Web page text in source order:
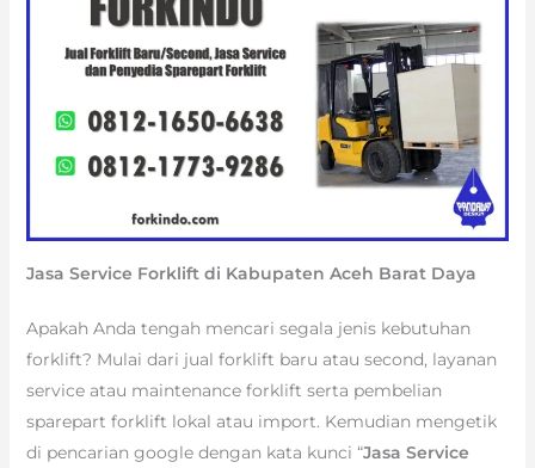
Jasa Service Forklift di Kabupaten Aceh Barat Daya
Apakah Anda tengah mencari segala jenis kebutuhan
forklift? Mulai dari jual forklift baru atau second, layanan
service atau maintenance forklift serta pembelian
sparepart forklift lokal atau import. Kemudian mengetik
di pencarian google dengan kata kunci “Jasa Service